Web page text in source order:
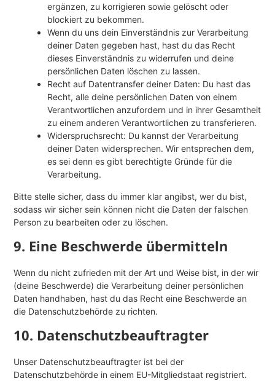
ergänzen, zu korrigieren sowie gelöscht oder
blockiert zu bekommen.
Wenn du uns dein Einverständnis zur Verarbeitung
deiner Daten gegeben hast, hast du das Recht
dieses Einverständnis zu widerrufen und deine
persönlichen Daten löschen zu lassen.
Recht auf Datentransfer deiner Daten: Du hast das
Recht, alle deine persönlichen Daten von einem
Verantwortlichen anzufordern und in ihrer Gesamtheit
zu einem anderen Verantwortlichen zu transferieren.
Widerspruchsrecht: Du kannst der Verarbeitung
deiner Daten widersprechen. Wir entsprechen dem,
es sei denn es gibt berechtigte Gründe für die
Verarbeitung.
Bitte stelle sicher, dass du immer klar angibst, wer du bist,
sodass wir sicher sein können nicht die Daten der falschen
Person zu bearbeiten oder zu löschen.
9. Eine Beschwerde übermitteln
Wenn du nicht zufrieden mit der Art und Weise bist, in der wir
(deine Beschwerde) die Verarbeitung deiner persönlichen
Daten handhaben, hast du das Recht eine Beschwerde an
die Datenschutzbehörde zu richten.
10. Datenschutzbeauftragter
Unser Datenschutzbeauftragter ist bei der
Datenschutzbehörde in einem EU-Mitgliedstaat registriert.